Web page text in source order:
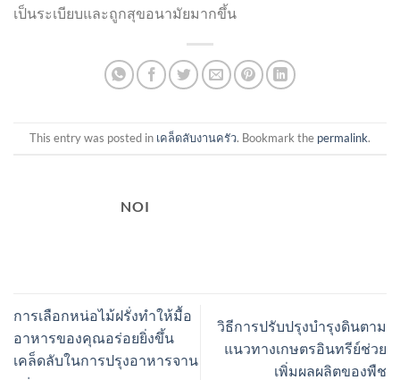
เป็นระเบียบและถูกสุขอนามัยมากขึ้น
This entry was posted in เคล็ดลับงานครัว. Bookmark the permalink.
NOI
การเลือกหน่อไม้ฝรั่งทำให้มื้อ
อาหารของคุณอร่อยยิ่งขึ้น
เคล็ดลับในการปรุงอาหารจาน
วิธีการปรับปรุงบำรุงดินตาม
แนวทางเกษตรอินทรีย์ช่วย
เพิ่มผลผลิตของพืช